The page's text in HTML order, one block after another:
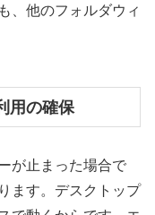
、他のフォルダウィ
用の確保
が止まった場合で
ます。デスクトップ